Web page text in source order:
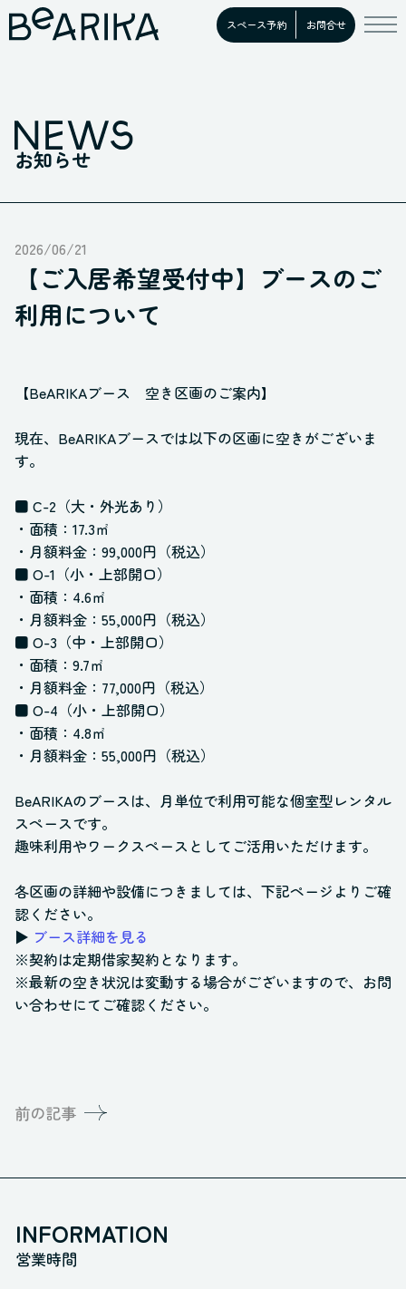
スペース予約 お問合せ
お知らせ
2026/06/21
【ご入居希望受付中】ブースのご
利用について
【BeARIKAブース 空き区画のご案内】
現在、BeARIKAブースでは以下の区画に空きがございま
す。
■ C-2（大・外光あり）
・面積：17.3㎡
・月額料金：99,000円（税込）
■ O-1（小・上部開口）
・面積：4.6㎡
・月額料金：55,000円（税込）
■ O-3（中・上部開口）
・面積：9.7㎡
・月額料金：77,000円（税込）
■ O-4（小・上部開口）
・面積：4.8㎡
・月額料金：55,000円（税込）
BeARIKAのブースは、月単位で利用可能な個室型レンタル
スペースです。
趣味利用やワークスペースとしてご活用いただけます。
各区画の詳細や設備につきましては、下記ページよりご確
認ください。
▶ ブース詳細を見る
※契約は定期借家契約となります。
※最新の空き状況は変動する場合がございますので、お問
い合わせにてご確認ください。
前の記事
INFORMATION
営業時間